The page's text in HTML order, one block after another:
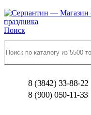
Поиск
8 (3842) 33-88-22
8 (900) 050-11-33